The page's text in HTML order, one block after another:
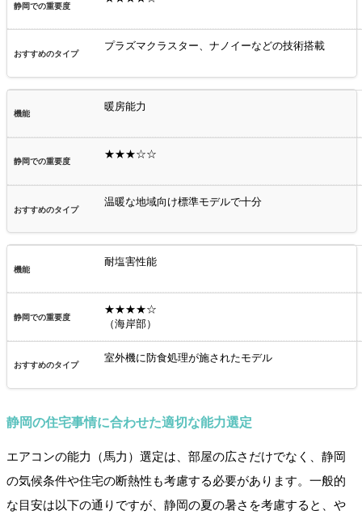
プラズマクラスター、ナノイーなどの技術搭載
暖房能力
★★★☆☆
温暖な地域向け標準モデルで十分
耐塩害性能
★★★★☆
（海岸部）
室外機に防食処理が施されたモデル
静岡の住宅事情に合わせた適切な能力選定
エアコンの能力（馬力）選定は、部屋の広さだけでなく、静岡
の気候条件や住宅の断熱性も考慮する必要があります。一般的
な目安は以下の通りですが、静岡の夏の暑さを考慮すると、や